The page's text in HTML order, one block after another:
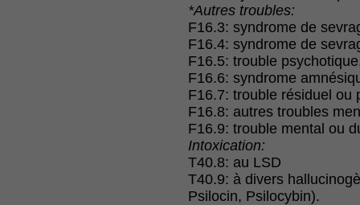
*Autres troubles:
F16.3: syndrome de
F16.4: syndrome de
F16.5: trouble
F16.6: syndrome
F16.7: trouble résiduel ou
F16.8: autres troubles
F16.9: trouble mental ou
Intoxication:
T40.8: au LSD
T40.9: à divers
Psilocin, Psilocybin).